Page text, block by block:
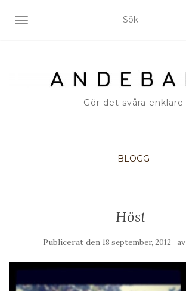
SLÅ PÅ/AV NAVIGERING
Gör det svåra enklare
BLOGG
Höst
Publicerat den 18 september, 2012 av